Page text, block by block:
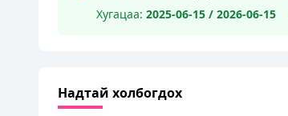
Хугацаа: 2025-06-15 / 2026-06-15
Надтай холбогдох